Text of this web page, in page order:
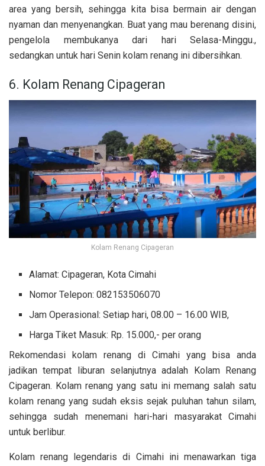
area yang bersih, sehingga kita bisa bermain air dengan
nyaman dan menyenangkan. Buat yang mau berenang disini,
pengelola membukanya dari hari Selasa-Minggu.,
sedangkan untuk hari Senin kolam renang ini dibersihkan.
6. Kolam Renang Cipageran
Kolam Renang Cipageran
Alamat: Cipageran, Kota Cimahi
Nomor Telepon: 082153506070
Jam Operasional: Setiap hari, 08.00 – 16.00 WIB,
Harga Tiket Masuk: Rp. 15.000,- per orang
Rekomendasi kolam renang di Cimahi yang bisa anda
jadikan tempat liburan selanjutnya adalah Kolam Renang
Cipageran. Kolam renang yang satu ini memang salah satu
kolam renang yang sudah eksis sejak puluhan tahun silam,
sehingga sudah menemani hari-hari masyarakat Cimahi
untuk berlibur.
Kolam renang legendaris di Cimahi ini menawarkan tiga